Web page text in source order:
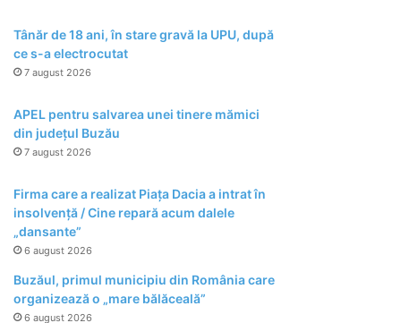
Tânăr de 18 ani, în stare gravă la UPU, după
ce s-a electrocutat
7 august 2026
APEL pentru salvarea unei tinere mămici
din județul Buzău
7 august 2026
Firma care a realizat Piața Dacia a intrat în
insolvență / Cine repară acum dalele
„dansante”
6 august 2026
Buzăul, primul municipiu din România care
organizează o „mare bălăceală”
6 august 2026